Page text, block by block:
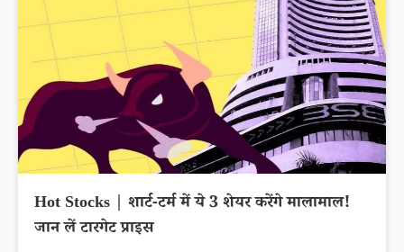
Hot Stocks | शार्ट-टर्म में ये 3 शेयर करेंगे मालामाल!
जान लें टारगेट प्राइस